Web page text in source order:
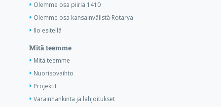
Olemme osa piiriä 1410
Olemme osa kansainvälistä Rotarya
Ilo esitellä
Mitä teemme
Mitä teemme
Nuorisovaihto
Projektit
Varainhankinta ja lahjoitukset